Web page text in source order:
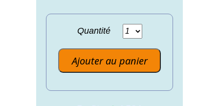
Quantité
Ajouter au panier